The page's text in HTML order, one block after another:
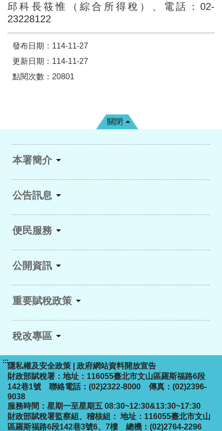
邱科長筱惟（綜合所得稅）、電話：02-
23228122
發布日期：114-11-27
更新日期：114-11-27
點閱次數：20801
關閉
本署簡介
公告訊息
便民服務
公開資訊
重要賦稅政策
稅改專區
:::
隱私權及安全政策
政府網站資料開放宣告
財政部賦稅署：地址：116055臺北市文山區羅斯福路6段
142巷1號 聯絡電話：(02)2322-8000 傳真：(02)2396-
9038
服務時間：星期一至星期五 08:30~12:30&13:30~17:30
財政部賦稅署監察組、稽核組： 地址：116055臺北市文山
區羅斯福路6段142巷3號6、7樓 總機：(02)2764-2296